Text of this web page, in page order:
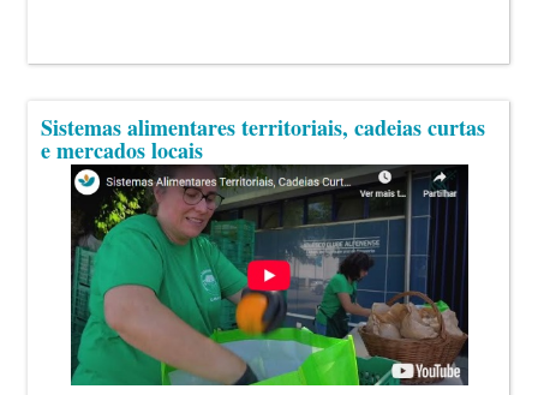
Sistemas alimentares territoriais, cadeias curtas
e mercados locais